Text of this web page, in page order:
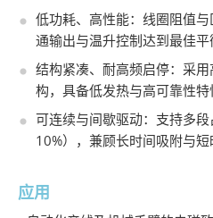
低功耗、高性能：线圈阻值
通输出与温升控制达到最佳平
结构紧凑、耐高频启停：采
构，具备低发热与高可靠性特
可连续与间歇驱动：支持多
10%），兼顾长时间吸附与短
应用